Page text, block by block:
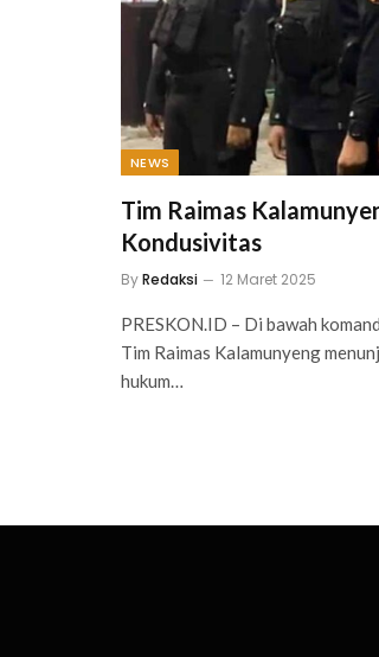
NEWS
Tim Raimas
Kondusivitas
ByRedaksi 12 Maret 2025
PRESKON.ID – Di bawah
Tim Raimas Kalamunyeng
hukum…